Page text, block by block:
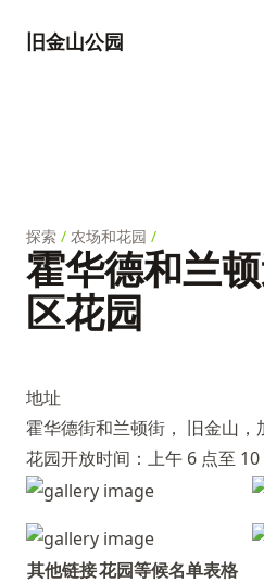
旧金山公园
探索 / 农场和花园 /
霍华德和兰
区花园
地址
霍华德街和兰顿街， 旧金山
花园开放时间：上午 6 点至 10
其他链接花园等候名单表格